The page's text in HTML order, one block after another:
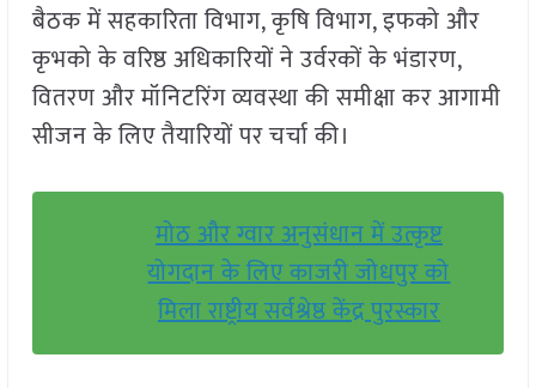
बैठक में सहकारिता विभाग, कृषि विभाग, इफको और
कृभको के वरिष्ठ अधिकारियों ने उर्वरकों के भंडारण,
वितरण और मॉनिटरिंग व्यवस्था की समीक्षा कर आगामी
सीजन के लिए तैयारियों पर चर्चा की।
मोठ और ग्वार अनुसंधान में उत्कृष्ट
योगदान के लिए काजरी जोधपुर को
मिला राष्ट्रीय सर्वश्रेष्ठ केंद्र पुरस्कार